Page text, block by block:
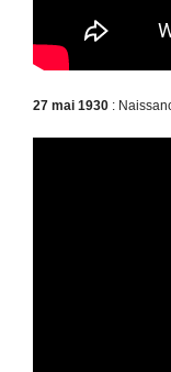
27 mai 1930 :